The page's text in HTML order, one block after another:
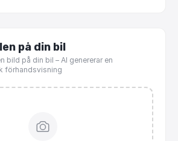
på din bil
bild på din bil – AI genererar en
förhandsvisning